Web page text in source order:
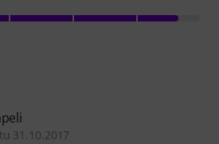
31.10.2017